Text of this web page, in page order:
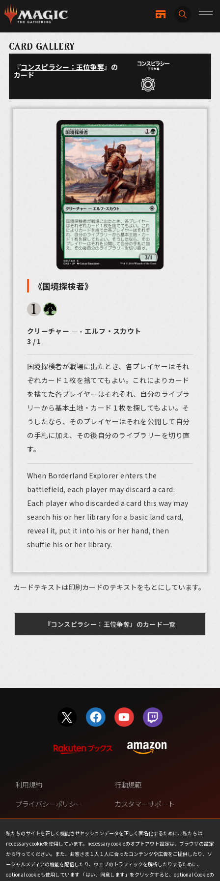
CARD GALLERY
『コンスピラシー：王位争奪』の
カード
《国境探検者》
クリーチャー ― - エルフ・スカウト
3 / 1
国境探検者が戦場に出たとき、各プレイヤーはそれ
ぞれカード１枚を捨ててもよい。これによりカード
を捨てた各プレイヤーはそれぞれ、自分のライブラ
リーから基本土地・カード１枚を探してもよい。そ
うしたなら、そのプレイヤーはそれを公開して自分
の手札に加え、その後自分のライブラリーを切り直
す。
When Borderland Explorer enters the
battlefield, each player may discard a card.
Each player who discarded a card this way may
search his or her library for a basic land card,
reveal it, put it into his or her hand, then
shuffle his or her library.
カードテキストは印刷カードのテキストをもとにしています。
『コンスピラシー：王位争奪』のカード一覧
私たちのサイトを正しく機能させセッションデータを正しく匿名化するために、私たちは
necessary cookieを使用しています。necessary cookieのオプトアウト設定は、ブラウザの設定
から行ってください。また、お客さま１人１人に合ったコンテンツや広告をご提供したり、ソ
ーシャルメディアの機能を配信したり、ウェブのトラフィックを解析したりするために、
optional cookieも使用しています 「はい、同意します」をクリックすると、optional Cookieの
利用規約
行動規範
プライバシーポリシー
カスタマーサポート
ファンコンテンツ・ポリシー
個人情報の販売や共有を許可し
ない
COOKIE
プレスリリース
会社情報
お問い合わせ